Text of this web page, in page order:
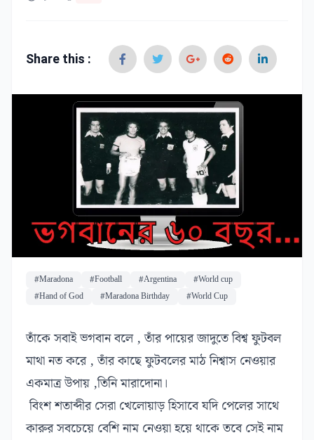
Share this :
#Maradona #Football #Argentina
#World cup
#Hand of God
#Maradona Birthday #World Cup
তাঁকে সবাই ভগবান বলে , তাঁর পায়ের জাদুতে বিশ্ব ফুটবল
মাথা নত করে , তাঁর কাছে ফুটবলের মাঠ নিশ্বাস নেওয়ার
একমাত্র উপায় ,তিনি মারাদোনা।
বিংশ শতাব্দীর সেরা খেলোয়াড় হিসাবে যদি পেলের সাথে
কারুর সবচেয়ে বেশি নাম নেওয়া হয়ে থাকে তবে সেই নাম